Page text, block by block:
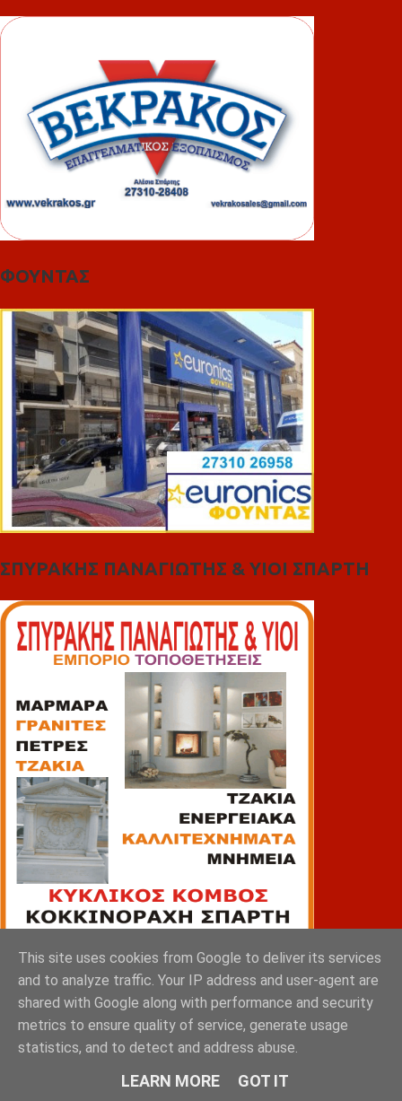
ΦΟΥΝΤΑΣ
ΣΠΥΡΑΚΗΣ ΠΑΝΑΓΙΩΤΗΣ & YIOI ΣΠΑΡΤΗ
ΠΙΑΤΣΑ
This site uses cookies from Google to deliver its services
and to analyze traffic. Your IP address and user-agent are
shared with Google along with performance and security
metrics to ensure quality of service, generate usage
statistics, and to detect and address abuse.
LEARN MORE GOT IT